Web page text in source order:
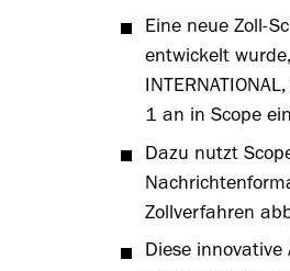
Eine neue Zoll-
entwickelt
1 an in Scope
Dazu nutzt
Zollverfahren
Diese innovative